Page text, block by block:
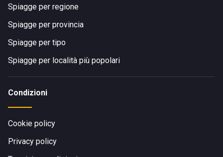
Spiagge per regione
Spiagge per provincia
Spiagge per tipo
Spiagge per località più popolari
Condizioni
Cookie policy
Privacy policy